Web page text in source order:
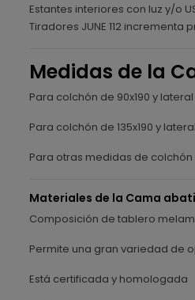
Estantes interiores con luz y/o
Tiradores JUNE 112 incrementa
Medidas de la
Para colchón de 90x190 y
Para colchón de 135x190 y
Para otras medidas de colchón
Materiales de la Cama
Composición de tablero
Permite una gran variedad de
Está certificada y homologada